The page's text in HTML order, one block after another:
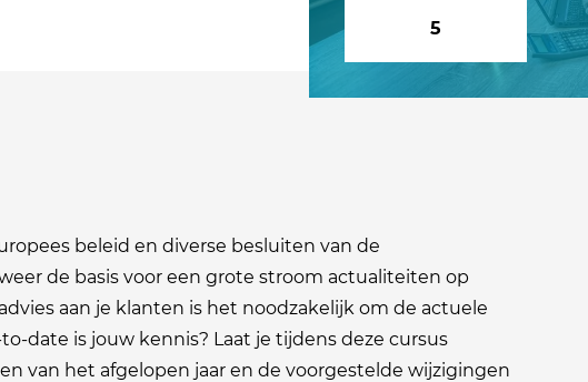
5
beleid en diverse besluiten van de
de basis voor een grote stroom actualiteiten op
aan je klanten is het noodzakelijk om de actuele
date is jouw kennis? Laat je tijdens deze cursus
van het afgelopen jaar en de voorgestelde wijzigingen